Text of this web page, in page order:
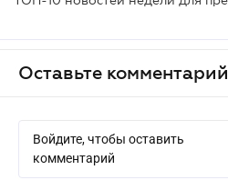
Оставьте комментарий
Войдите, чтобы оставить
комментарий